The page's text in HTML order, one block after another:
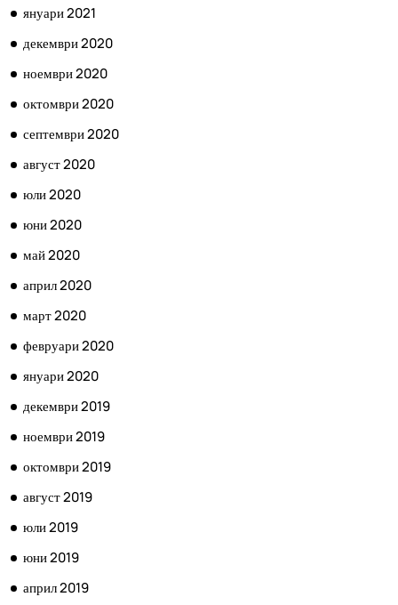
януари 2021
декември 2020
ноември 2020
октомври 2020
септември 2020
август 2020
юли 2020
юни 2020
май 2020
април 2020
март 2020
февруари 2020
януари 2020
декември 2019
ноември 2019
октомври 2019
август 2019
юли 2019
юни 2019
април 2019